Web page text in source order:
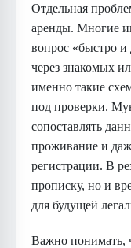
Отдельная
аренды. Многие
вопрос «быстро
через знакомых
именно такие
под проверки.
сопоставлять
проживание и
регистрации. В
прописку, но и
для будущей
Важно понимать,